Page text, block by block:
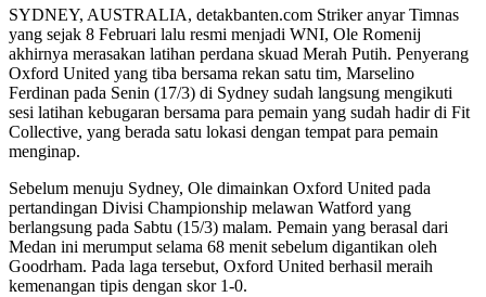
SYDNEY, AUSTRALIA, detakbanten.com Striker anyar Timnas
yang sejak 8 Februari lalu resmi menjadi WNI, Ole Romenij
akhirnya merasakan latihan perdana skuad Merah Putih. Penyerang
Oxford United yang tiba bersama rekan satu tim, Marselino
Ferdinan pada Senin (17/3) di Sydney sudah langsung mengikuti
sesi latihan kebugaran bersama para pemain yang sudah hadir di Fit
Collective, yang berada satu lokasi dengan tempat para pemain
menginap.
Sebelum menuju Sydney, Ole dimainkan Oxford United pada
pertandingan Divisi Championship melawan Watford yang
berlangsung pada Sabtu (15/3) malam. Pemain yang berasal dari
Medan ini merumput selama 68 menit sebelum digantikan oleh
Goodrham. Pada laga tersebut, Oxford United berhasil meraih
kemenangan tipis dengan skor 1-0.